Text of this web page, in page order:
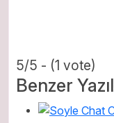
5/5 - (1 vote)
Benzer